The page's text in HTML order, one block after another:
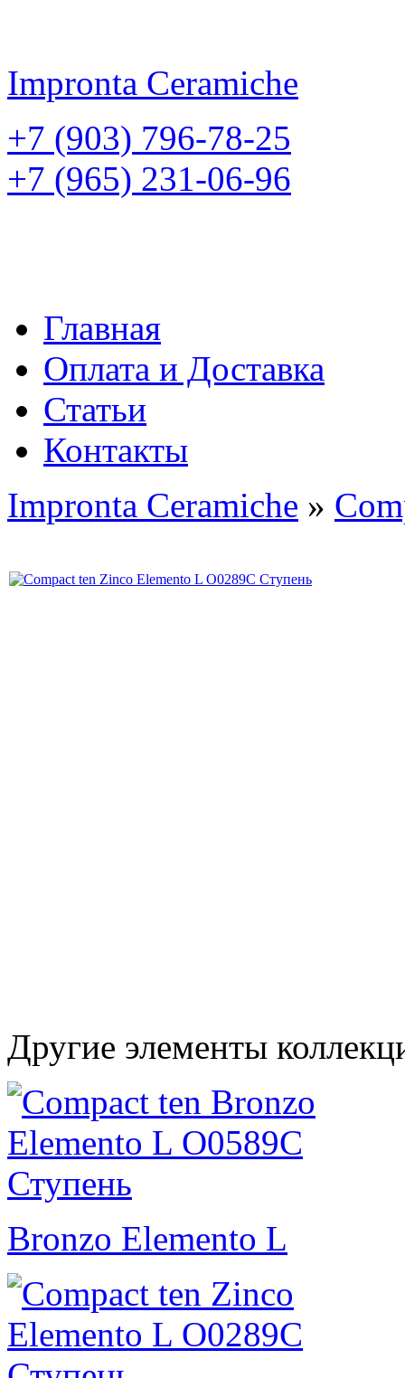
Impronta Ceramiche
+7 (903) 796-78-25
+7 (965) 231-06-96
Главная
Оплата и Доставка
Статьи
Контакты
Impronta Ceramiche »
Другие элементы
Bronzo Elemento L